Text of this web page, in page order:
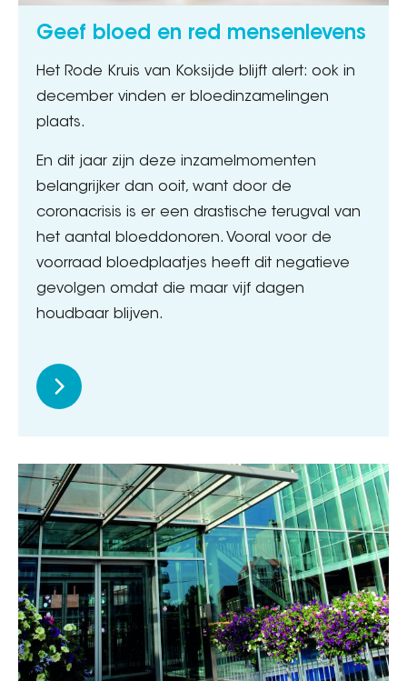
Geef bloed en red mensenlevens
Het Rode Kruis van Koksijde blijft alert: ook in
december vinden er bloedinzamelingen
plaats.
En dit jaar zijn deze inzamelmomenten
belangrijker dan ooit, want door de
coronacrisis is er een drastische terugval van
het aantal bloeddonoren. Vooral voor de
voorraad bloedplaatjes heeft dit negatieve
gevolgen omdat die maar vijf dagen
houdbaar blijven.